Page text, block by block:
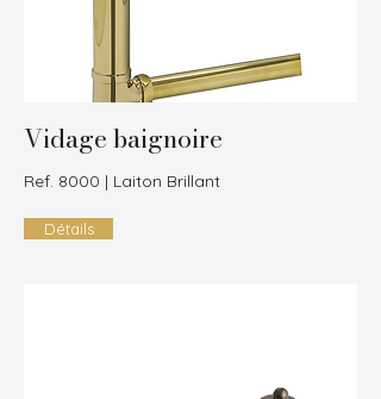
Vidage baignoire
Ref. 8000 | Laiton Brillant
Détails